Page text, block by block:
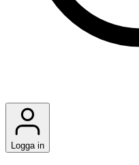
Logga in